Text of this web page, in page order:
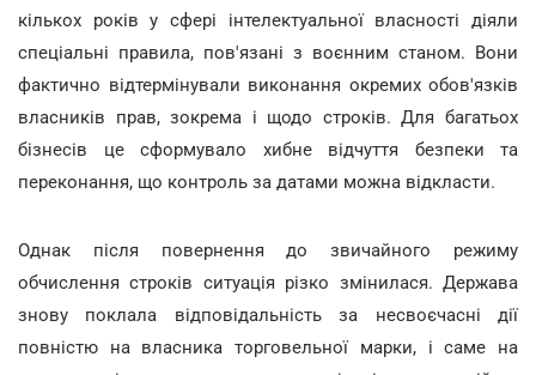
кількох років у сфері інтелектуальної власності діяли
спеціальні правила, пов'язані з воєнним станом. Вони
фактично відтермінували виконання окремих обов'язків
власників прав, зокрема і щодо строків. Для багатьох
бізнесів це сформувало хибне відчуття безпеки та
переконання, що контроль за датами можна відкласти.
Однак після повернення до звичайного режиму
обчислення строків ситуація різко змінилася. Держава
знову поклала відповідальність за несвоєчасні дії
повністю на власника торговельної марки, і саме на